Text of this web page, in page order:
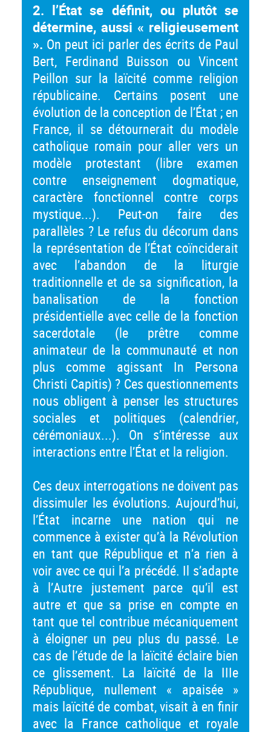
2. l’État se définit, ou plutôt se
détermine, aussi « religieusement
». On peut ici parler des écrits de Paul
Bert, Ferdinand Buisson ou Vincent
Peillon sur la laïcité comme religion
républicaine. Certains posent une
évolution de la conception de l’État ; en
France, il se détournerait du modèle
catholique romain pour aller vers un
modèle protestant (libre examen
contre enseignement dogmatique,
caractère fonctionnel contre corps
mystique...). Peut-on faire des
parallèles ? Le refus du décorum dans
la représentation de l’État coïnciderait
avec l’abandon de la liturgie
traditionnelle et de sa signification, la
banalisation de la fonction
présidentielle avec celle de la fonction
sacerdotale (le prêtre comme
animateur de la communauté et non
plus comme agissant In Persona
Christi Capitis) ? Ces questionnements
nous obligent à penser les structures
sociales et politiques (calendrier,
cérémoniaux...). On s’intéresse aux
interactions entre l’État et la religion.
Ces deux interrogations ne doivent pas
dissimuler les évolutions. Aujourd’hui,
l’État incarne une nation qui ne
commence à exister qu’à la Révolution
en tant que République et n’a rien à
voir avec ce qui l’a précédé. Il s’adapte
à l’Autre justement parce qu’il est
autre et que sa prise en compte en
tant que tel contribue mécaniquement
à éloigner un peu plus du passé. Le
cas de l’étude de la laïcité éclaire bien
ce glissement. La laïcité de la IIIe
République, nullement « apaisée »
mais laïcité de combat, visait à en finir
avec la France catholique et royale